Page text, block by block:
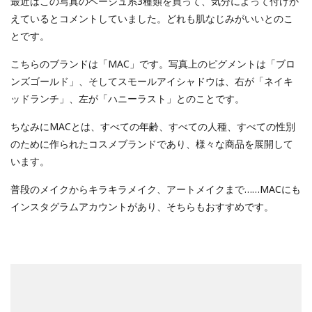
えているとコメントしていました。どれも肌なじみがいいとのこ
とです。
こちらのブランドは「MAC」です。写真上のピグメントは「ブロ
ンズゴールド」、そしてスモールアイシャドウは、右が「ネイキ
ッドランチ」、左が「ハニーラスト」とのことです。
ちなみにMACとは、すべての年齢、すべての人種、すべての性別
のために作られたコスメブランドであり、様々な商品を展開して
います。
普段のメイクからキラキラメイク、アートメイクまで……MACにも
インスタグラムアカウントがあり、そちらもおすすめです。